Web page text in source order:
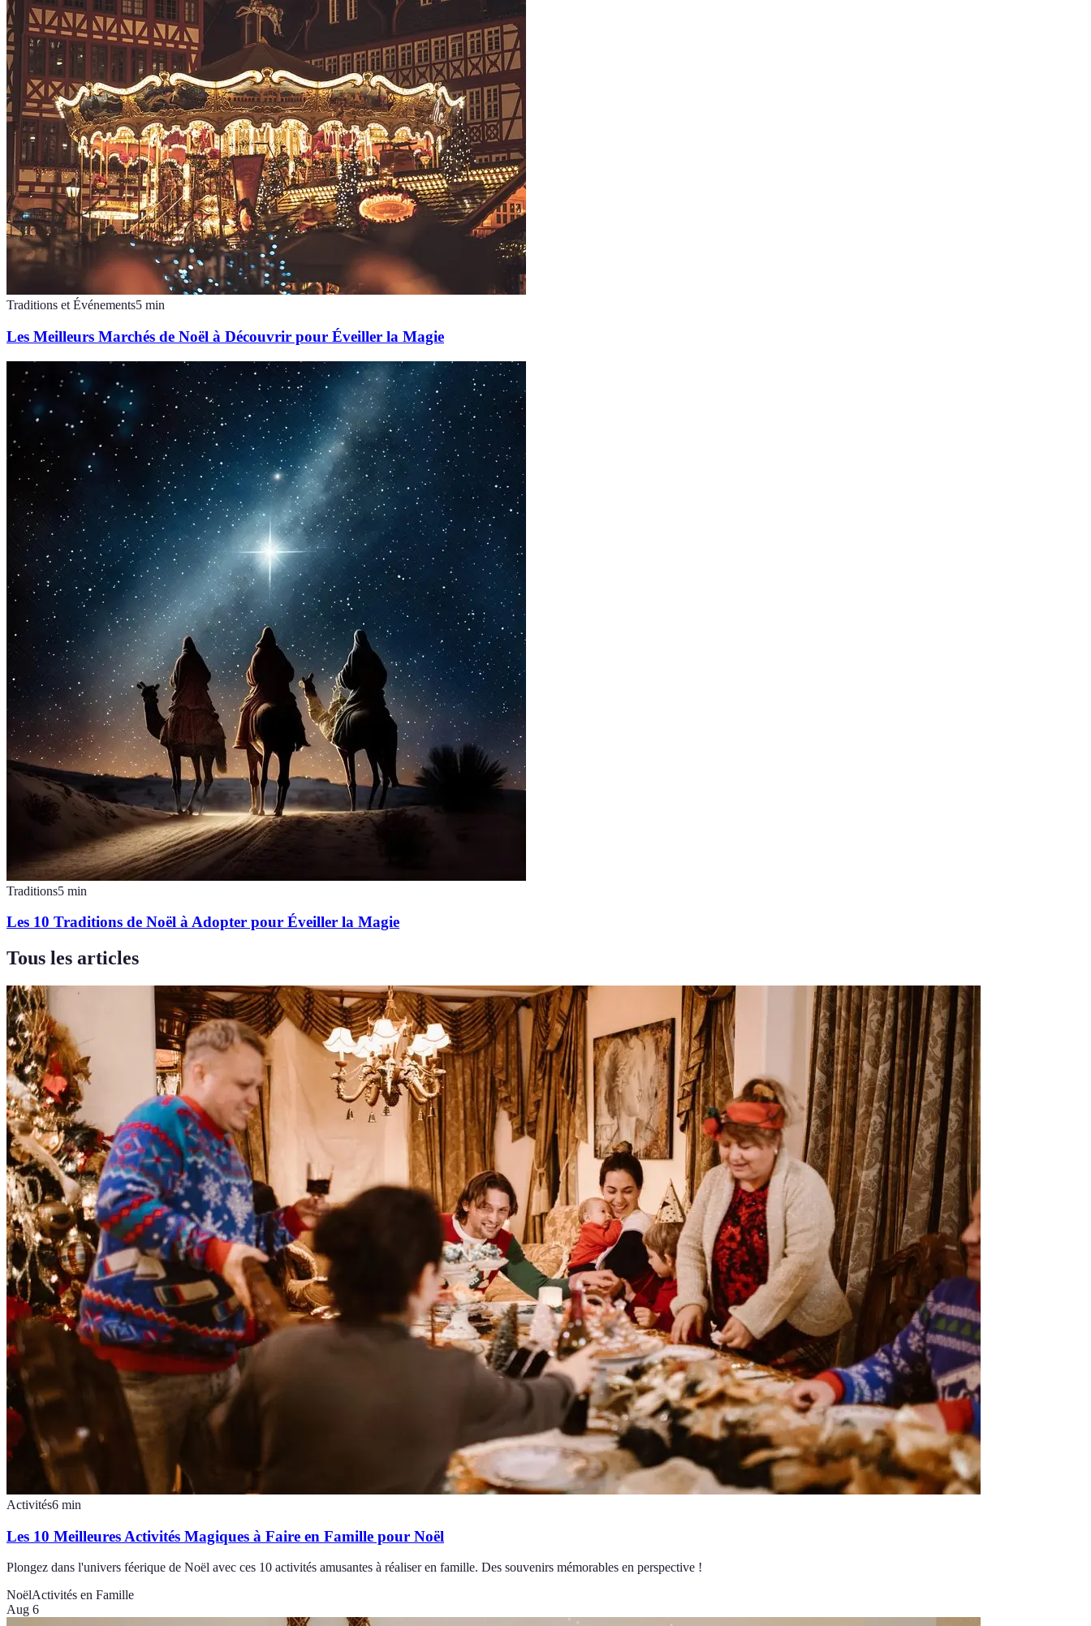
Traditions et Événements5 min
Les Meilleurs Marchés de Noël à Découvrir pour Éveiller la Magie
Traditions5 min
Les 10 Traditions de Noël à Adopter pour Éveiller la Magie
Tous les articles
Activités6 min
Les 10 Meilleures Activités Magiques à Faire en Famille pour Noël
Plongez dans l'univers féerique de Noël avec ces 10 activités amusantes à réaliser en famille. Des souvenirs mémorables en perspective !
NoëlActivités en Famille
Aug 6